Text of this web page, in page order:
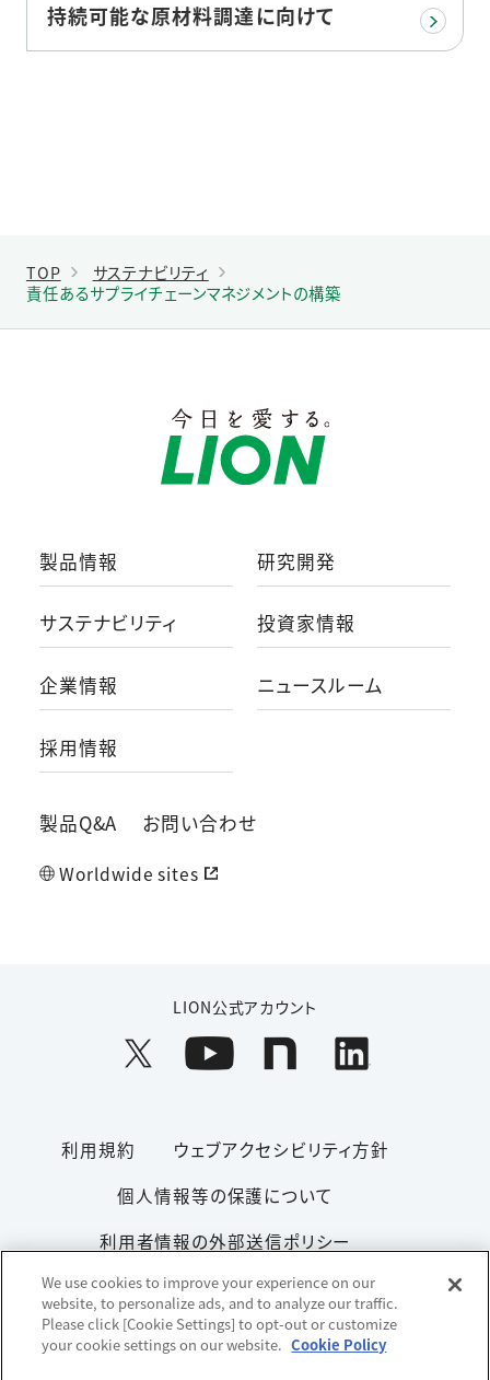
持続可能な原材料調達に向けて
TOP
サステナビリティ
責任あるサプライチェーンマネジメントの構築
製品情報 研究開発
サステナビリティ 投資家情報
企業情報 ニュースルーム
採用情報
製品Q&A お問い合わせ
Worldwide sites
LION公式アカウント
利用規約
ウェブアクセシビリティ方針
個人情報等の保護について
利用者情報の外部送信ポリシー
ソーシャルメディアポリシー
サイトマップ
We use cookies to improve your experience on our
website, to personalize ads, and to analyze our traffic.
Please click [Cookie Settings] to opt-out or customize
your cookie settings on our website. Cookie Policy